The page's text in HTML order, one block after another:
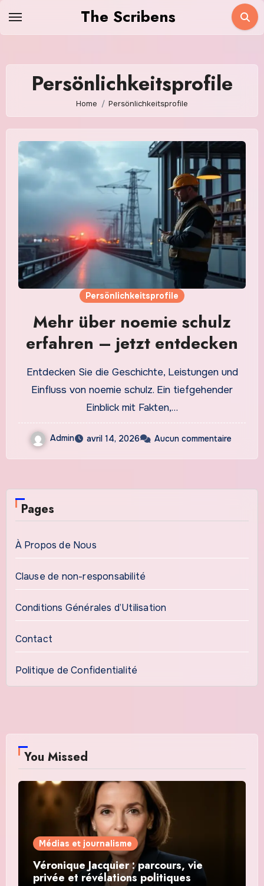
The Scribens
Persönlichkeitsprofile
Home Persönlichkeitsprofile
Persönlichkeitsprofile
Mehr über noemie schulz
erfahren – jetzt entdecken
Entdecken Sie die Geschichte, Leistungen und
Einfluss von noemie schulz. Ein tiefgehender
Einblick mit Fakten,…
Admin avril 14, 2026 Aucun commentaire
Pages
À Propos de Nous
Clause de non-responsabilité
Conditions Générales d’Utilisation
Contact
Politique de Confidentialité
You Missed
Médias et journalisme
Véronique Jacquier : parcours, vie
privée et révélations politiques